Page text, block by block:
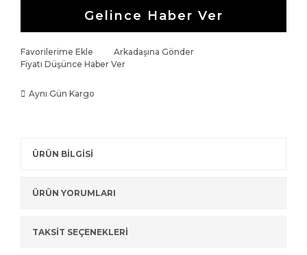
Gelince Haber Ver
Favorilerime Ekle
Arkadaşına Gönder
Fiyatı Düşünce Haber Ver
Aynı Gün Kargo
ÜRÜN BİLGİSİ
ÜRÜN YORUMLARI
TAKSİT SEÇENEKLERİ